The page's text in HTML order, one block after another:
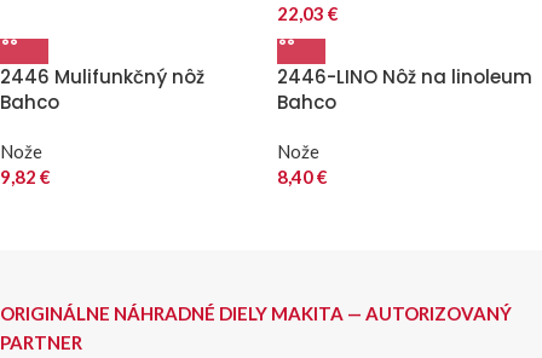
22,03 €
2446 Mulifunkčný nôž
Bahco
Nože
9,82 €
2446-LINO Nôž na linoleum
Bahco
Nože
8,40€
ORIGINÁLNE NÁHRADNÉ DIELY MAKITA — AUTORIZOVANÝ
PARTNER